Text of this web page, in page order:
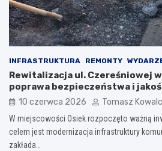
INFRASTRUKTURA REMONTY
Rewitalizacja ul. Czereśniowej
poprawa bezpieczeństwa i
10 czerwca 2026 Tomasz
W miejscowości Osiek rozpoczęto ważną
celem jest modernizacja infrastruktury
zakłada…